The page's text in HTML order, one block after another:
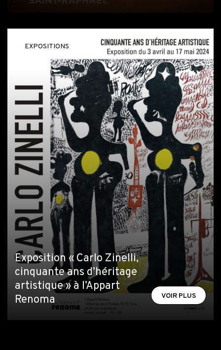
EXPOSITIONS
Exposition « Carlo Zinelli,
cinquante ans d’héritage
artistique » à l’Appart
Renoma
VOIR PLUS